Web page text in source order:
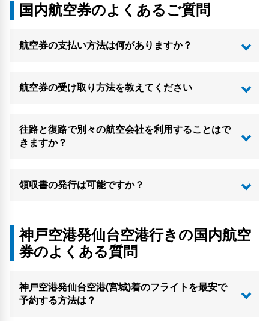
国内航空券のよくあるご質問
航空券の支払い方法は何がありますか？
航空券の受け取り方法を教えてください
往路と復路で別々の航空会社を利用することはで
きますか？
領収書の発行は可能ですか？
神戸空港発仙台空港行きの国内航空
券のよくある質問
神戸空港発仙台空港(宮城)着のフライトを最安で
予約する方法は？